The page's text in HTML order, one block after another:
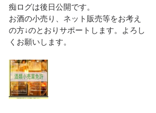
痴ログは後日公開です。
お酒の小売り、ネット販売等をお考え
の方↓のとおりサポートします。よろし
くお願いします。